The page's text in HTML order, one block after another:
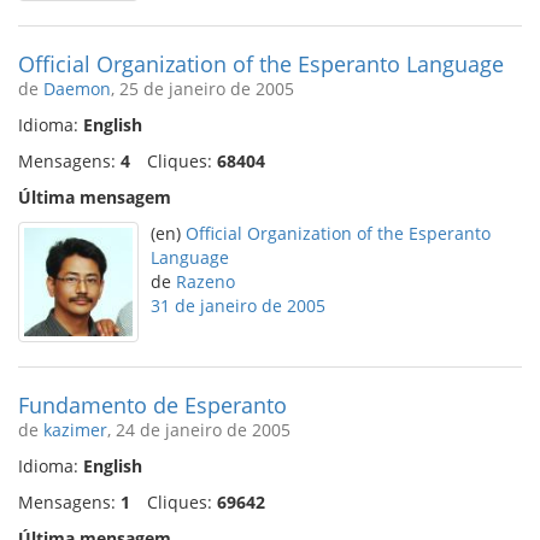
Official Organization of the Esperanto Language
de Daemon, 25 de janeiro de 2005
Idioma: English
Mensagens: 4 Cliques: 68404
Última mensagem
(en) Official Organization of the Esperanto
Language
de Razeno
31 de janeiro de 2005
Fundamento de Esperanto
de kazimer, 24 de janeiro de 2005
Idioma: English
Mensagens: 1 Cliques: 69642